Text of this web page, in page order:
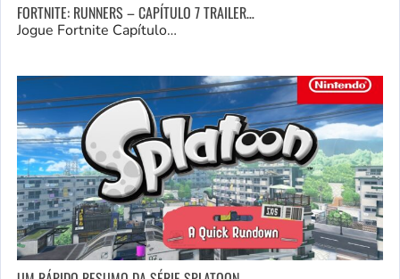
FORTNITE: RUNNERS – CAPÍTULO 7 TRAILER…
Jogue Fortnite Capítulo…